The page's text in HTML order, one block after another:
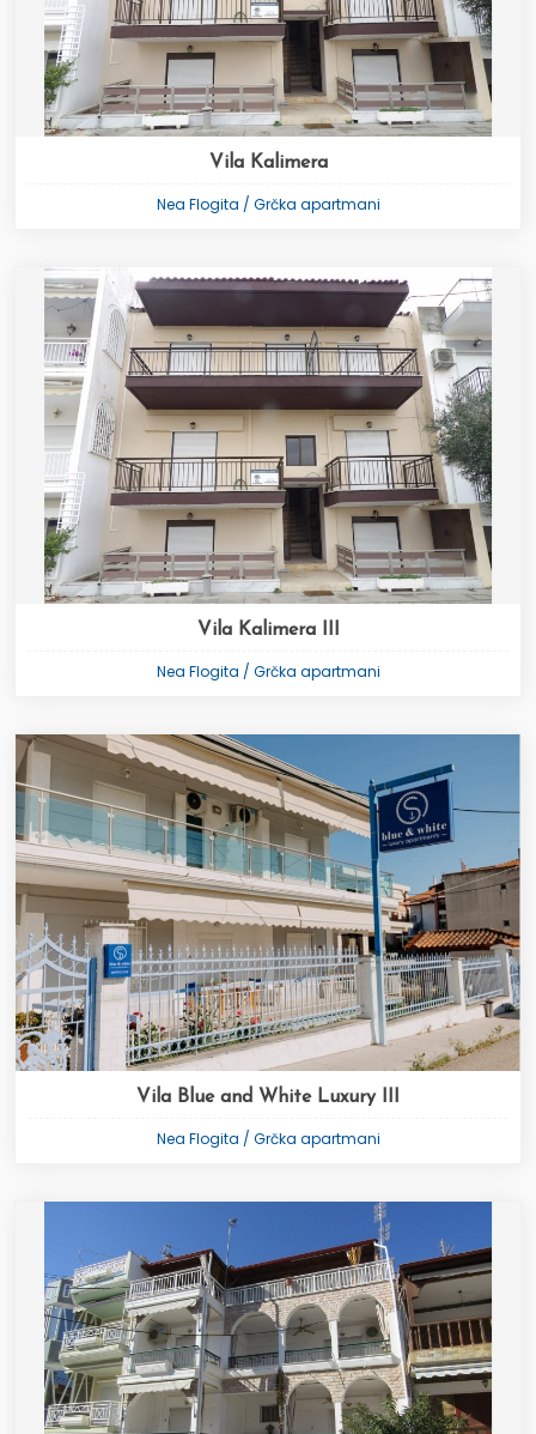
Vila Kalimera
Nea Flogita / Grčka apartmani
Vila Kalimera III
Nea Flogita / Grčka apartmani
Vila Blue and White Luxury III
Nea Flogita / Grčka apartmani